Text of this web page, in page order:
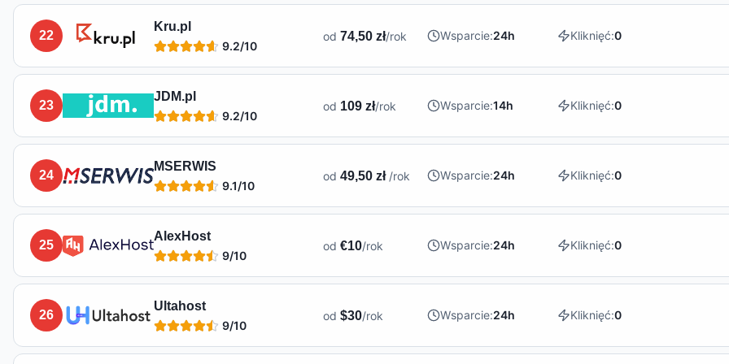
22
Kru.pl
9.2/10
od 74,50 zł/rok Wsparcie:24h Kliknięć:0
23
JDM.pl
9.2/10
od 109 zł/rok Wsparcie:14h Kliknięć:0
24
MSERWIS
9.1/10
od 49,50 zł /rok Wsparcie:24h Kliknięć:0
25
AlexHost
9/10
od €10/rok Wsparcie:24h Kliknięć:0
26
Ultahost
9/10
od $30/rok Wsparcie:24h Kliknięć:0